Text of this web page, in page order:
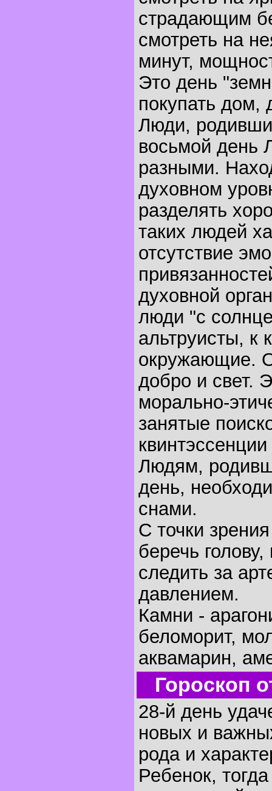
страдающим
смотреть на
минут,
Это день
покупать дом,
Люди,
восьмой день
разными.
духовном
разделять
таких людей
отсутствие
духовной
люди "с
альтруисты, к
окружающие.
добро и свет.
морально-
занятые
Людям,
день,
снами.
С точки
беречь голову,
следить за
давлением.
Камни -
беломорит,
аквамарин,
Гороскоп
28-й день
новых и
рода и
Ребенок,